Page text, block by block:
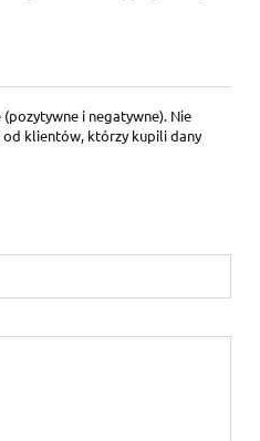
i negatywne). Nie
od klientów, którzy kupili dany